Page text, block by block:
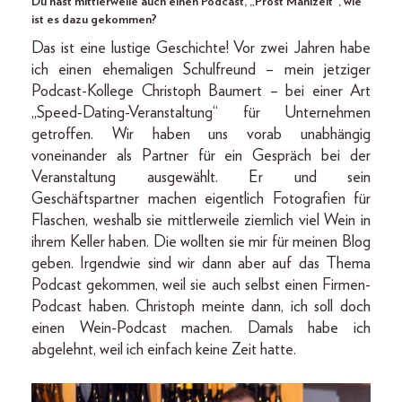
ist es dazu gekommen?
Das ist eine lustige Geschichte! Vor zwei Jahren habe
ich einen ehemaligen Schulfreund – mein jetziger
Podcast-Kollege Christoph Baumert – bei einer Art
„Speed-Dating-Veranstaltung“ für Unternehmen
getroffen. Wir haben uns vorab unabhängig
voneinander als Partner für ein Gespräch bei der
Veranstaltung ausgewählt. Er und sein
Geschäftspartner machen eigentlich Fotografien für
Flaschen, weshalb sie mittlerweile ziemlich viel Wein in
ihrem Keller haben. Die wollten sie mir für meinen Blog
geben. Irgendwie sind wir dann aber auf das Thema
Podcast gekommen, weil sie auch selbst einen Firmen-
Podcast haben. Christoph meinte dann, ich soll doch
einen Wein-Podcast machen. Damals habe ich
abgelehnt, weil ich einfach keine Zeit hatte.